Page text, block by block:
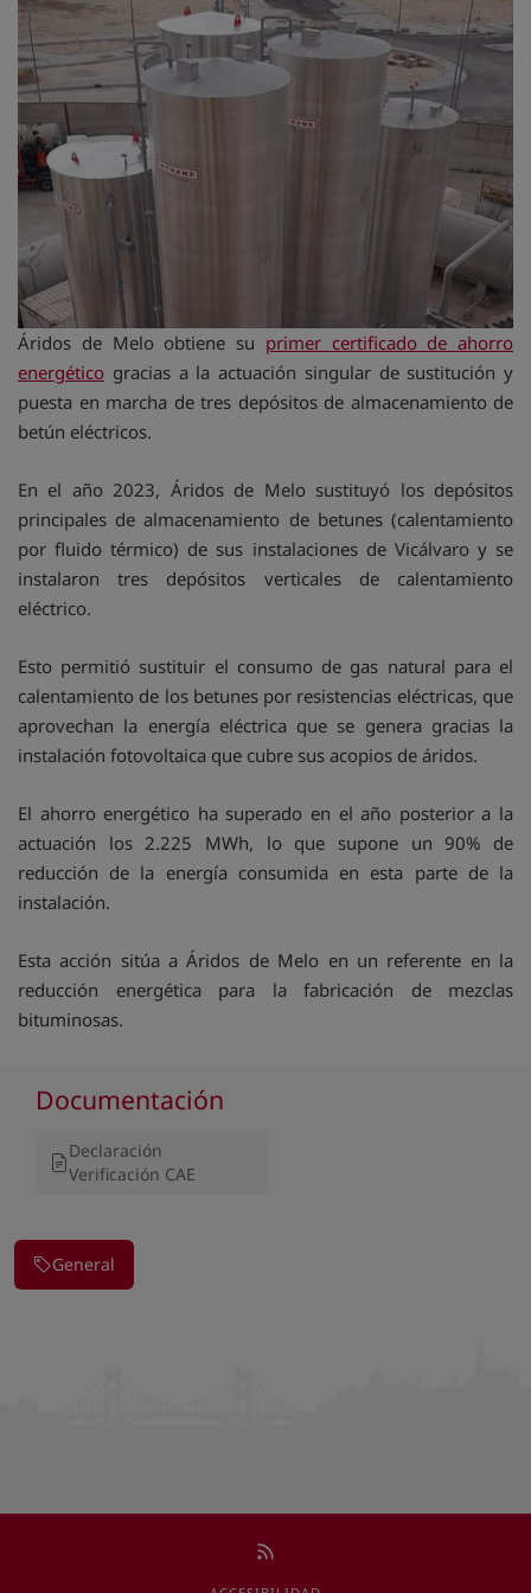
Áridos de Melo obtiene su primer certificado de ahorro
energético gracias a la actuación singular de sustitución y
puesta en marcha de tres depósitos de almacenamiento de
betún eléctricos.
En el año 2023, Áridos de Melo sustituyó los depósitos
principales de almacenamiento de betunes (calentamiento
por fluido térmico) de sus instalaciones de Vicálvaro y se
instalaron tres depósitos verticales de calentamiento
eléctrico.
Esto permitió sustituir el consumo de gas natural para el
calentamiento de los betunes por resistencias eléctricas, que
aprovechan la energía eléctrica que se genera gracias la
instalación fotovoltaica que cubre sus acopios de áridos.
El ahorro energético ha superado en el año posterior a la
actuación los 2.225 MWh, lo que supone un 90% de
reducción de la energía consumida en esta parte de la
instalación.
Esta acción sitúa a Áridos de Melo en un referente en la
reducción energética para la fabricación de mezclas
bituminosas.
Documentación
Declaración
Verificación CAE
General